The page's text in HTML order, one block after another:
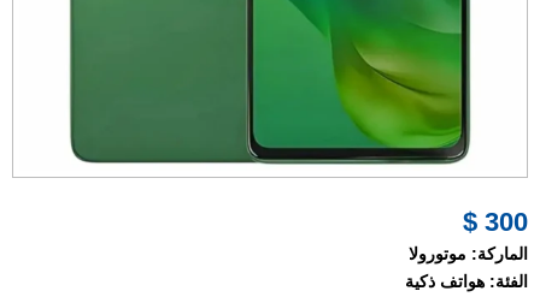
300 $
الماركة: موتورولا
الفئة: هواتف ذكية